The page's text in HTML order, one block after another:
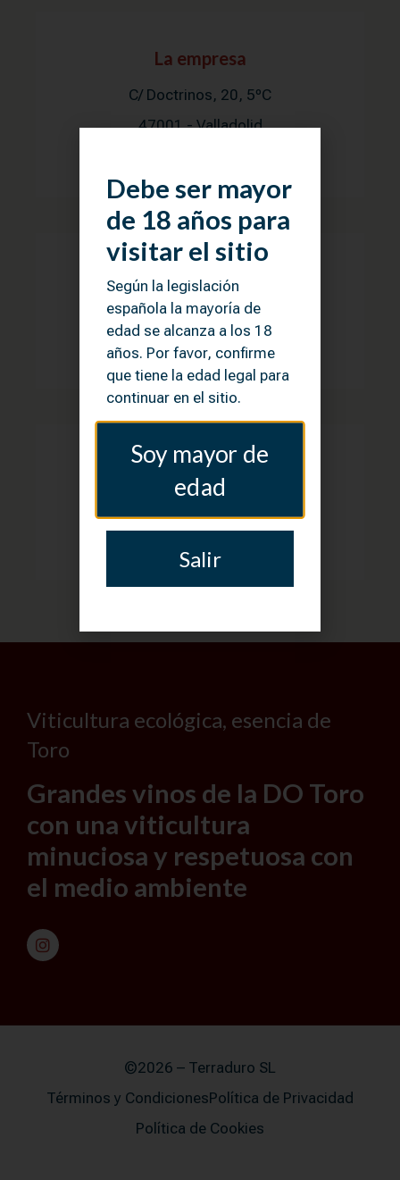
La empresa
C/ Doctrinos, 20, 5ºC
47001 - Valladolid
Llámenos
+34 670.609.440
info@terraduro.com
Horario
Viticultura ecológica, esencia de
Toro
Grandes vinos de la DO Toro
con una viticultura
minuciosa y respetuosa con
el medio ambiente
©2026 – Terraduro SL
Términos y CondicionesPolítica de Privacidad
Política de Cookies
Debe ser mayor
de 18 años para
visitar el sitio
Según la legislación
española la mayoría de
edad se alcanza a los 18
años. Por favor, confirme
que tiene la edad legal para
continuar en el sitio.
Soy mayor de
edad
Salir